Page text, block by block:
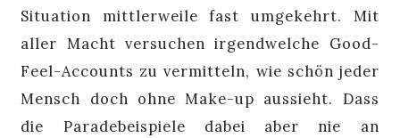
Situation mittlerweile fast umgekehrt. Mit
aller Macht versuchen irgendwelche Good-
Feel-Accounts zu vermitteln, wie schön jeder
Mensch doch ohne Make-up aussieht. Dass
die Paradebeispiele dabei aber nie an